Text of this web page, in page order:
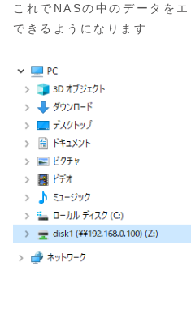
これでNASの中のデータを
できるようになります